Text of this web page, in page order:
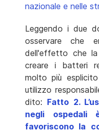
nazionale e nelle
Leggendo i due
osservare che
dell'effetto che
creare i batteri
molto più
utilizzo
dito: Fatto 2.
negli
favoriscono la